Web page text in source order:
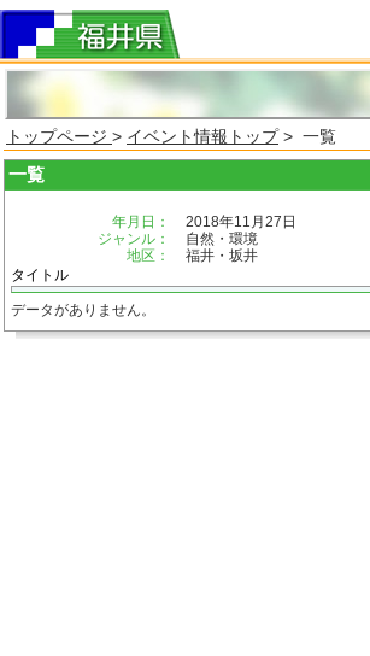
トップページ > イベント情報トップ> 一覧
一覧
年月日：
2018年11月27日
ジャンル：
自然・環境
地区：
福井・坂井
タイトル
データがありません。